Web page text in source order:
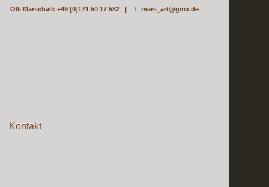
Olli Marschall: +49 [0]171 50 17 582 | mars_art@gmx.de
Kontakt